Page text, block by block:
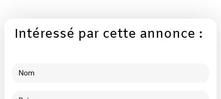
Intéressé par cette annonce :